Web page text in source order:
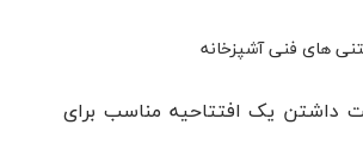
های فنی آشپزخانه
داشتن یک افتتاحیه مناسب برای